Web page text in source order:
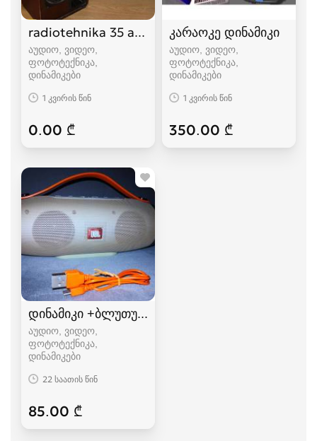
radiotehnika 35 ac-1
აუდიო, ვიდეო,
ფოტოტექნიკა,
დინამიკები
1 კვირის წინ
0.00 ₾
კარაოკე დინამიკი
აუდიო, ვიდეო,
ფოტოტექნიკა,
დინამიკები
1 კვირის წინ
350.00 ₾
დინამიკი +ბლუთუზი+FM+USB.(K5+)
აუდიო, ვიდეო,
ფოტოტექნიკა,
დინამიკები
22 საათის წინ
85.00 ₾